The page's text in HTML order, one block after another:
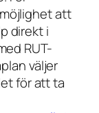
att
direkt i
RUT-
väljer
för att ta